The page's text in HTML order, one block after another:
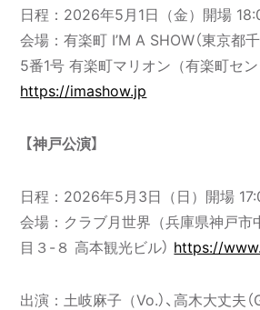
日程：2026年5月1日（金）開場
会場：有楽町 I’M A SHOW（東京都
5番1号 有楽町マリオン（有楽町セン
https://imashow.jp
【神戸公演】
日程：2026年5月3日（日）開場
会場：クラブ月世界（兵庫県神戸市
目３-８ 高本観光ビル） https://
出演：⼟岐⿇⼦（Vo.）、⾼⽊⼤丈夫